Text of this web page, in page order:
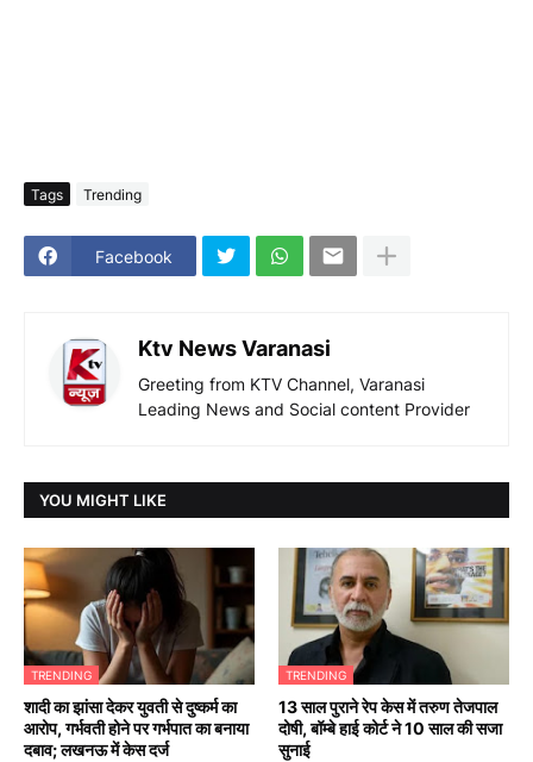
Tags Trending
Facebook
Ktv News Varanasi
Greeting from KTV Channel, Varanasi
Leading News and Social content Provider
YOU MIGHT LIKE
TRENDING
शादी का झांसा देकर युवती से दुष्कर्म का
आरोप, गर्भवती होने पर गर्भपात का बनाया
दबाव; लखनऊ में केस दर्ज
TRENDING
13 साल पुराने रेप केस में तरुण तेजपाल
दोषी, बॉम्बे हाई कोर्ट ने 10 साल की सजा
सुनाई